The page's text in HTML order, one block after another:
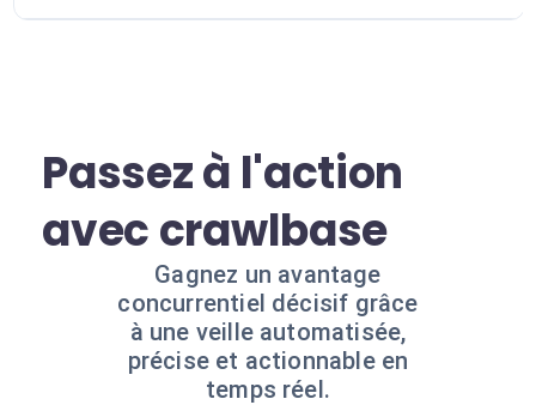
Passez à l'action
avec crawlbase
Gagnez un avantage
concurrentiel décisif grâce
à une veille automatisée,
précise et actionnable en
temps réel.